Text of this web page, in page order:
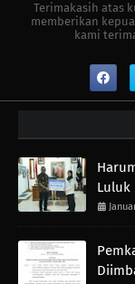
Terimakasih atas
memberikan
kami
Luluk